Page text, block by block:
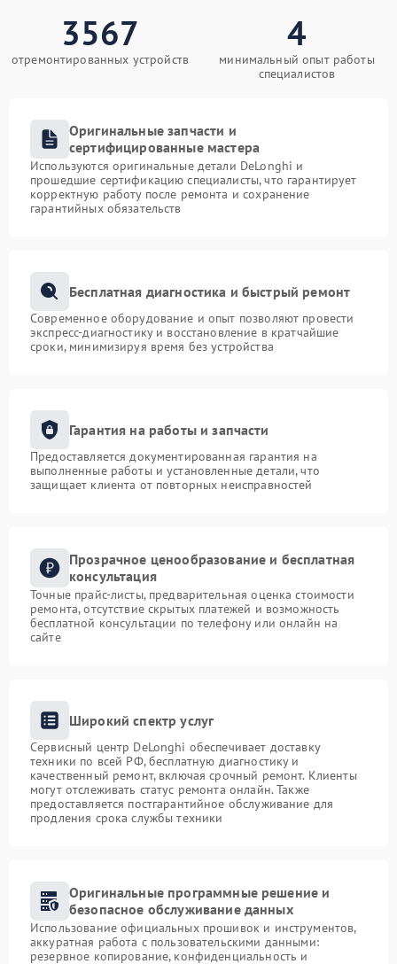
3567
отремонтированных устройств
4
минимальный опыт работы
специалистов
Оригинальные запчасти и
сертифицированные мастера
Используются оригинальные детали DeLonghi и
прошедшие сертификацию специалисты, что гарантирует
корректную работу после ремонта и сохранение
гарантийных обязательств
Бесплатная диагностика и быстрый ремонт
Современное оборудование и опыт позволяют провести
экспресс-диагностику и восстановление в кратчайшие
сроки, минимизируя время без устройства
Гарантия на работы и запчасти
Предоставляется документированная гарантия на
выполненные работы и установленные детали, что
защищает клиента от повторных неисправностей
Прозрачное ценообразование и бесплатная
консультация
Точные прайс-листы, предварительная оценка стоимости
ремонта, отсутствие скрытых платежей и возможность
бесплатной консультации по телефону или онлайн на
сайте
Широкий спектр услуг
Сервисный центр DeLonghi обеспечивает доставку
техники по всей РФ, бесплатную диагностику и
качественный ремонт, включая срочный ремонт. Клиенты
могут отслеживать статус ремонта онлайн. Также
предоставляется постгарантийное обслуживание для
продления срока службы техники
Оригинальные программные решение и
безопасное обслуживание данных
Использование официальных прошивок и инструментов,
аккуратная работа с пользовательскими данными:
резервное копирование, конфиденциальность и